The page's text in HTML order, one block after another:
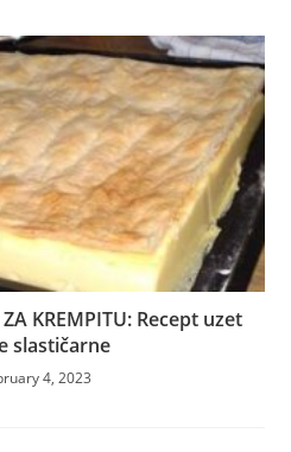
KREMPITU: Recept uzet
slastičarne
4, 2023